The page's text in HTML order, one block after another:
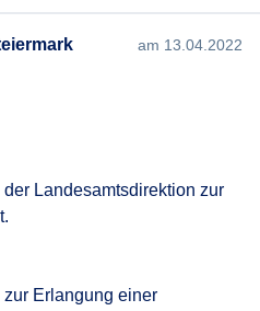
am 13.04.2022
der Landesamtsdirektion zur
Erlangung einer